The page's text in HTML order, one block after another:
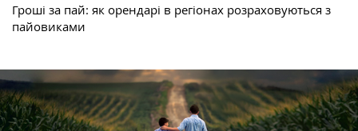
Гроші за пай: як орендарі в регіонах розраховуються з
пайовиками